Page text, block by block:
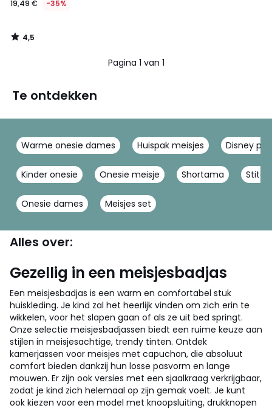
19,49 € -35%
4,5
/
Pagina 1 van 1
Te ontdekken
Warme onesie dames Huispak meisjes Disney
Kinder onesie Onesie meisje Shortama Stitch
Onesie dames Meisjes set
Alles over:
Gezellig in een meisjesbadjas
Een meisjesbadjas is een warm en comfortabel stuk
huiskleding. Je kind zal het heerlijk vinden om zich erin te
wikkelen, voor het slapen gaan of als ze uit bed springt.
Onze selectie meisjesbadjassen biedt een ruime keuze aan
stijlen in meisjesachtige, trendy tinten. Ontdek
kamerjassen voor meisjes met capuchon, die absoluut
comfort bieden dankzij hun losse pasvorm en lange
mouwen. Er zijn ook versies met een sjaalkraag verkrijgbaar,
zodat je kind zich helemaal op zijn gemak voelt. Je kunt
ook kiezen voor een model met knoopsluiting, drukknopen